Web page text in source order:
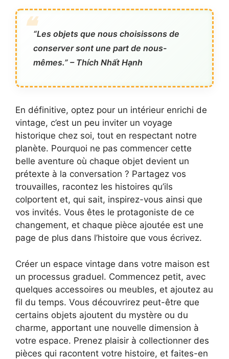
“Les objets que nous choisissons de
conserver sont une part de nous-
mêmes.” – Thích Nhất Hạnh
En définitive, optez pour un intérieur enrichi de
vintage, c’est un peu inviter un voyage
historique chez soi, tout en respectant notre
planète. Pourquoi ne pas commencer cette
belle aventure où chaque objet devient un
prétexte à la conversation ? Partagez vos
trouvailles, racontez les histoires qu’ils
colportent et, qui sait, inspirez-vous ainsi que
vos invités. Vous êtes le protagoniste de ce
changement, et chaque pièce ajoutée est une
page de plus dans l’histoire que vous écrivez.
Créer un espace vintage dans votre maison est
un processus graduel. Commencez petit, avec
quelques accessoires ou meubles, et ajoutez au
fil du temps. Vous découvrirez peut-être que
certains objets ajoutent du mystère ou du
charme, apportant une nouvelle dimension à
votre espace. Prenez plaisir à collectionner des
pièces qui racontent votre histoire, et faites-en